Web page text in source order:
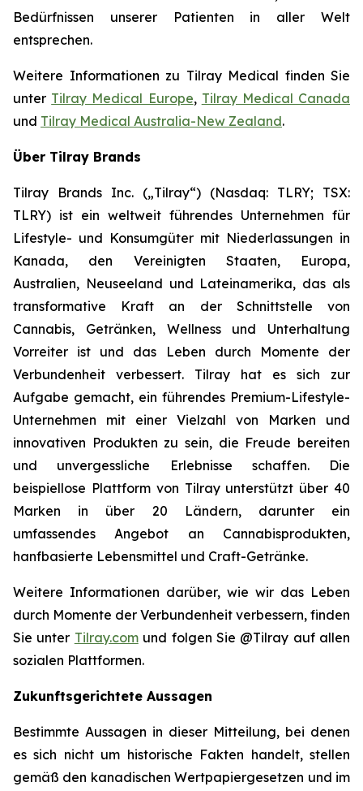
Bedürfnissen unserer Patienten in aller Welt
entsprechen.
Weitere Informationen zu Tilray Medical finden Sie
unter Tilray Medical Europe, Tilray Medical Canada
und Tilray Medical Australia-New Zealand.
Über Tilray Brands
Tilray Brands Inc. („Tilray“) (Nasdaq: TLRY; TSX:
TLRY) ist ein weltweit führendes Unternehmen für
Lifestyle- und Konsumgüter mit Niederlassungen in
Kanada, den Vereinigten Staaten, Europa,
Australien, Neuseeland und Lateinamerika, das als
transformative Kraft an der Schnittstelle von
Cannabis, Getränken, Wellness und Unterhaltung
Vorreiter ist und das Leben durch Momente der
Verbundenheit verbessert. Tilray hat es sich zur
Aufgabe gemacht, ein führendes Premium-Lifestyle-
Unternehmen mit einer Vielzahl von Marken und
innovativen Produkten zu sein, die Freude bereiten
und unvergessliche Erlebnisse schaffen. Die
beispiellose Plattform von Tilray unterstützt über 40
Marken in über 20 Ländern, darunter ein
umfassendes Angebot an Cannabisprodukten,
hanfbasierte Lebensmittel und Craft-Getränke.
Weitere Informationen darüber, wie wir das Leben
durch Momente der Verbundenheit verbessern, finden
Sie unter Tilray.comund folgen Sie @Tilray auf allen
sozialen Plattformen.
Zukunftsgerichtete Aussagen
Bestimmte Aussagen in dieser Mitteilung, bei denen
es sich nicht um historische Fakten handelt, stellen
gemäß den kanadischen Wertpapiergesetzen und im